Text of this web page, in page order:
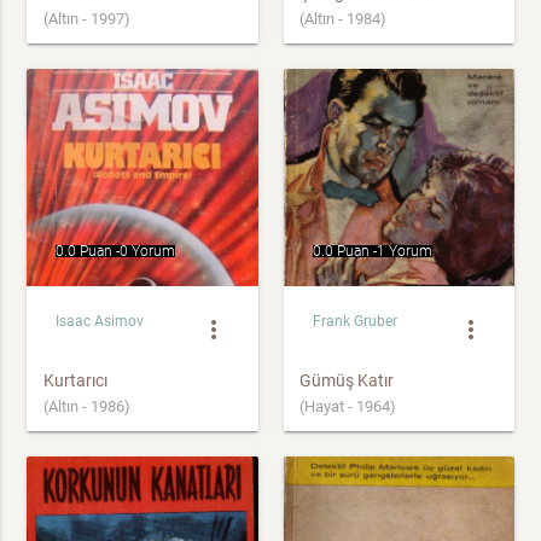
(Altın - 1997) (Altın - 1984)
0.0 Puan -0 Yorum
Isaac Asimov more_vert
Kurtarıcı
(Altın - 1986)
0.0 Puan -1 Yorum
Frank Gruber more_vert
Gümüş Katır
(Hayat - 1964)